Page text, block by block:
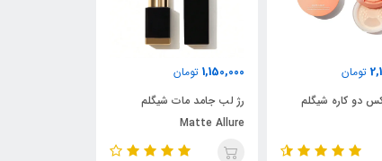
تومان
دو کاره شیگلم
1,150,000 تومان
رژ لب جامد مات شیگلم
Matte Allure